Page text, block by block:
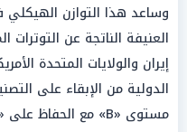
وساعد هذا التوازن الهيكلي
العنيفة الناتجة عن التوترات
إيران والولايات المتحدة
الدولية من الإبقاء على
مستوى «B» مع الحفاظ على «نظرة مستقبلية مستقرة».